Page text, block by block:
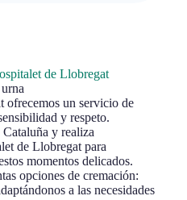
de Llobregat
ofrecemos un servicio de
y respeto.
y realiza
de Llobregat para
momentos delicados.
opciones de cremación:
a las necesidades